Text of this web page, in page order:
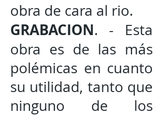
obra de cara al rio.
GRABACION. - Esta
obra es de las más
polémicas en cuanto
su utilidad, tanto que
ninguno de los